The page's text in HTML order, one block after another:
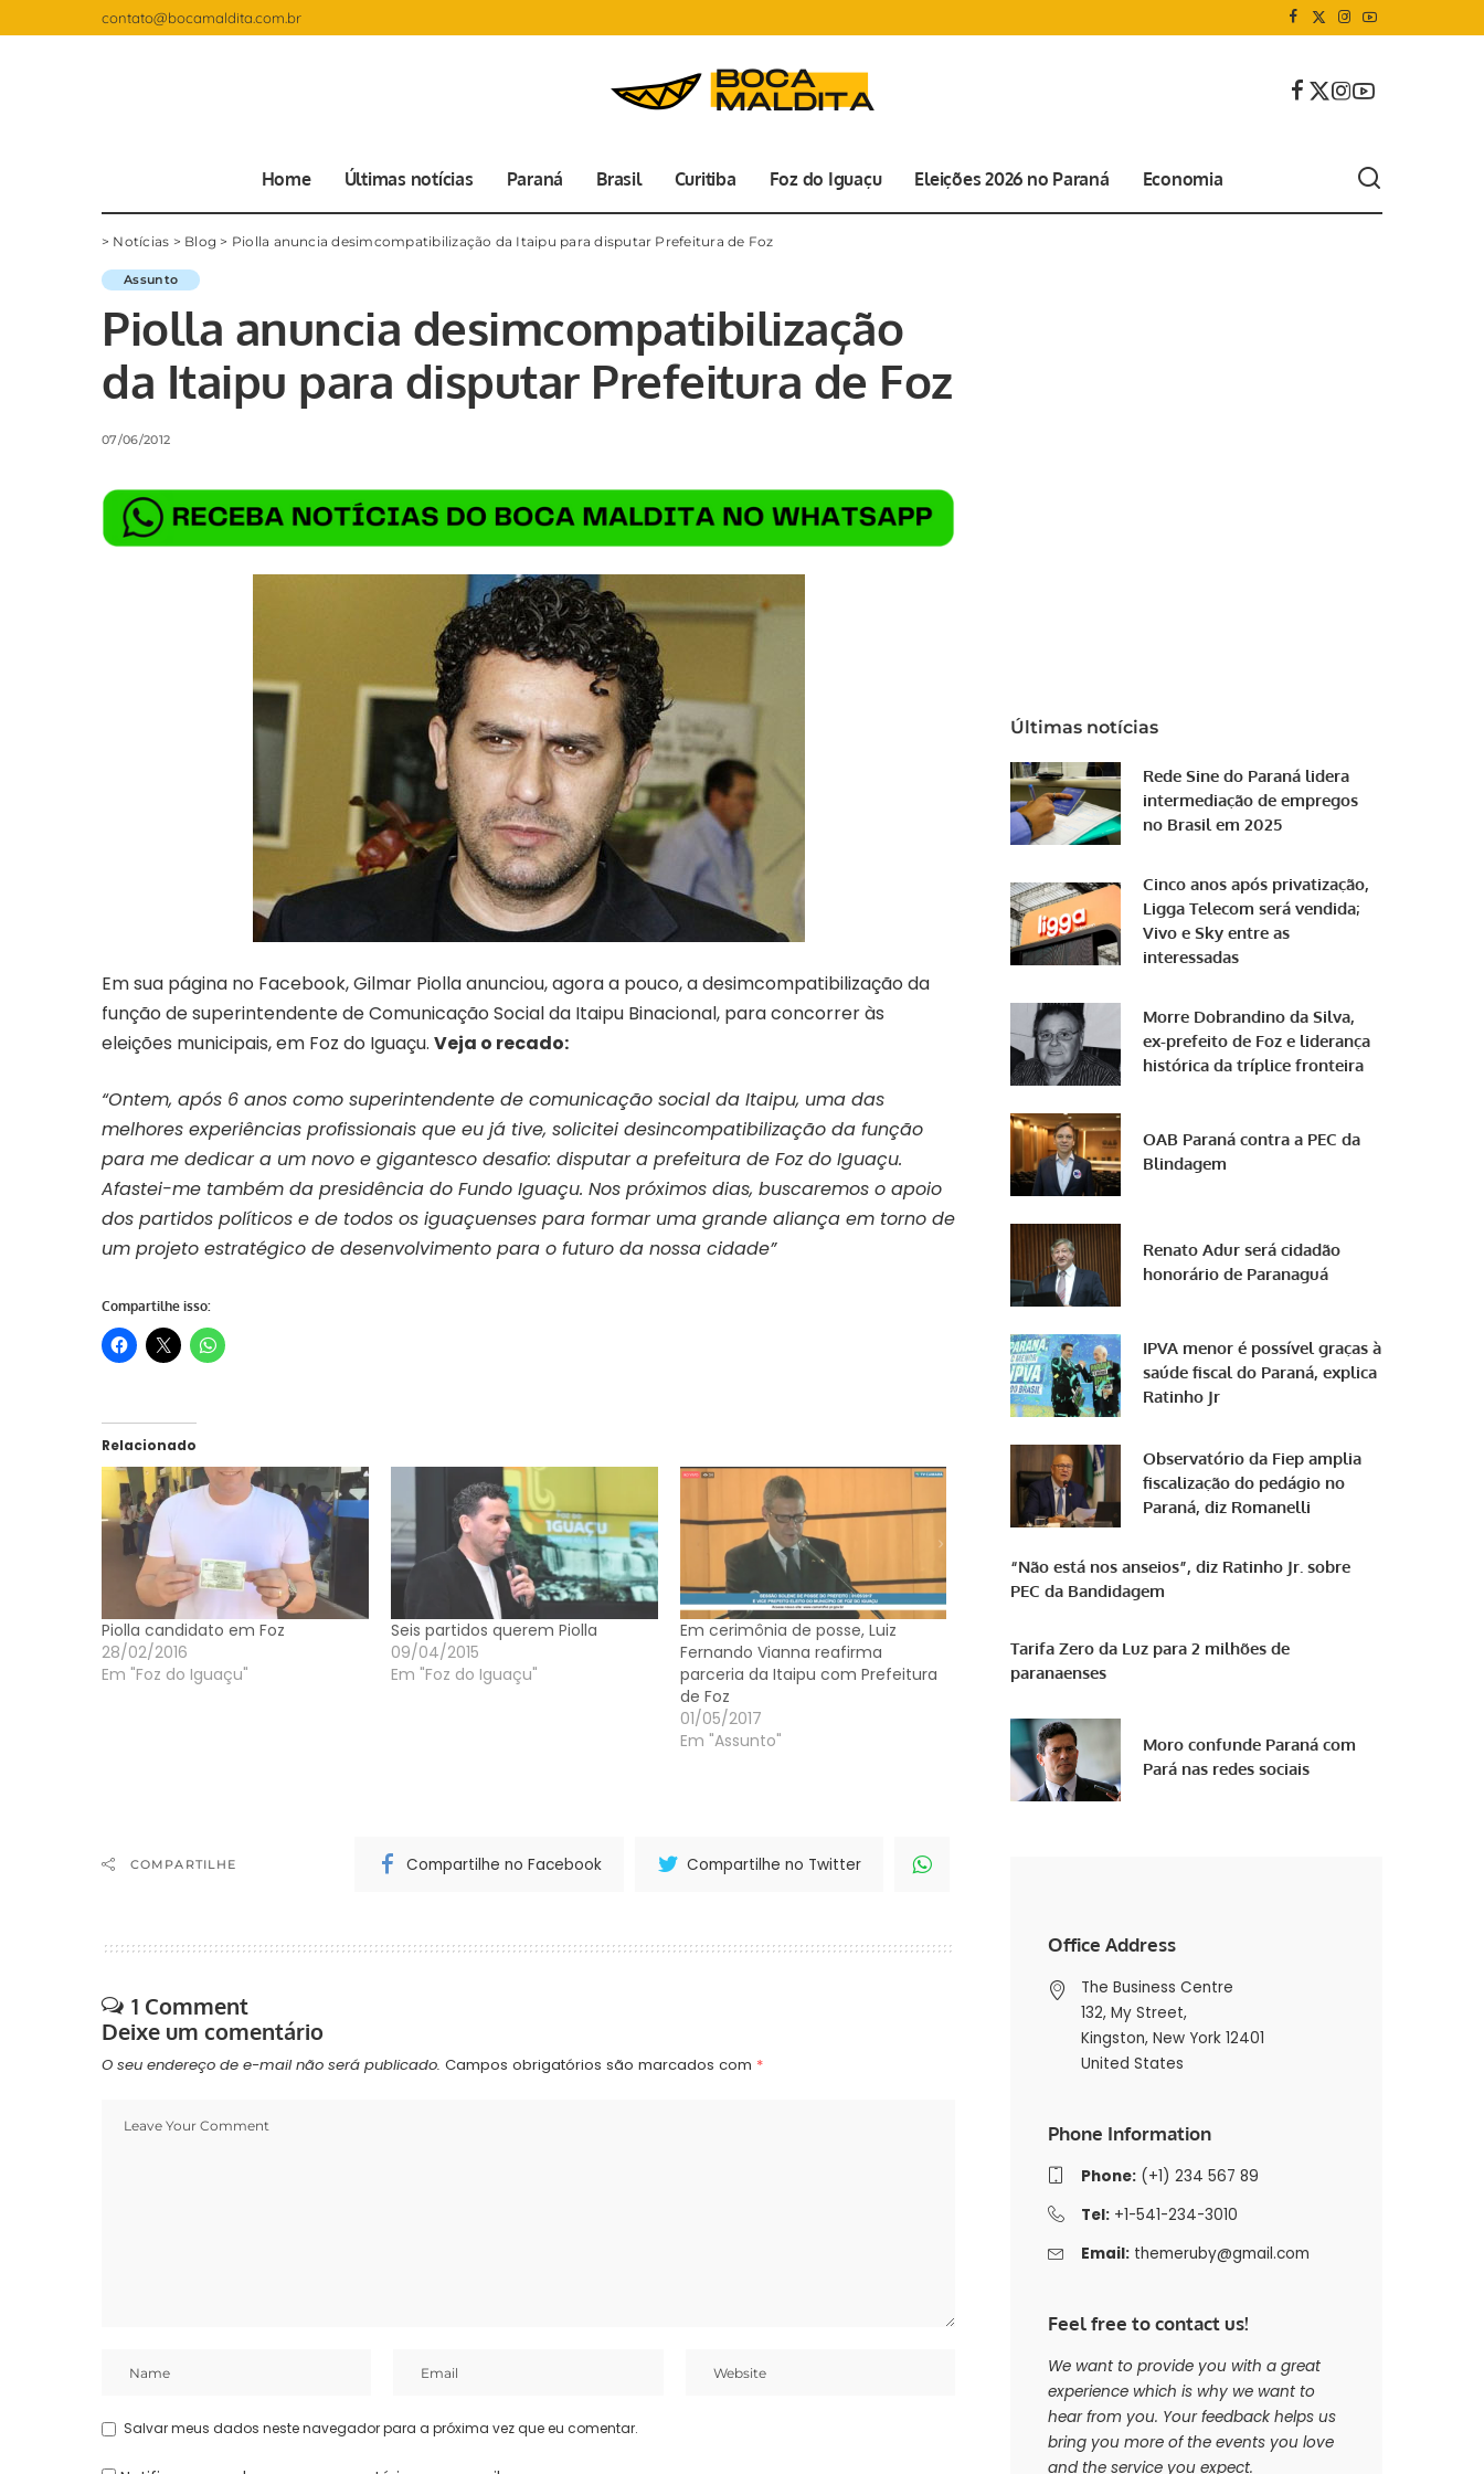
contato@bocamaldita.com.br
Home Últimas notícias Paraná Brasil Curitiba Foz do Iguaçu Eleições 2026 no Paraná Economia
> Notícias > Blog > Piolla anuncia desimcompatibilização da Itaipu para disputar Prefeitura de Foz
Assunto
Piolla anuncia desimcompatibilização
da Itaipu para disputar Prefeitura de Foz
07/06/2012
Em sua página no Facebook, Gilmar Piolla anunciou, agora a pouco, a desimcompatibilização da
função de superintendente de Comunicação Social da Itaipu Binacional, para concorrer às
eleições municipais, em Foz do Iguaçu. Veja o recado:
“Ontem, após 6 anos como superintendente de comunicação social da Itaipu, uma das
melhores experiências profissionais que eu já tive, solicitei desincompatibilização da função
para me dedicar a um novo e gigantesco desafio: disputar a prefeitura de Foz do Iguaçu.
Afastei-me também da presidência do Fundo Iguaçu. Nos próximos dias, buscaremos o apoio
dos partidos políticos e de todos os iguaçuenses para formar uma grande aliança em torno de
um projeto estratégico de desenvolvimento para o futuro da nossa cidade”
Compartilhe isso:
Relacionado
Piolla candidato em Foz
28/02/2016
Em "Foz do Iguaçu"
Seis partidos querem Piolla
09/04/2015
Em "Foz do Iguaçu"
Em cerimônia de posse, Luiz
Fernando Vianna reafirma
parceria da Itaipu com Prefeitura
de Foz
01/05/2017
Em "Assunto"
COMPARTILHE Compartilhe no Facebook Compartilhe no Twitter
1 Comment
Deixe um comentário
O seu endereço de e-mail não será publicado. Campos obrigatórios são marcados com *
Salvar meus dados neste navegador para a próxima vez que eu comentar.
Últimas notícias
Rede Sine do Paraná lidera
intermediação de empregos
no Brasil em 2025
Cinco anos após privatização,
Ligga Telecom será vendida;
Vivo e Sky entre as
interessadas
Morre Dobrandino da Silva,
ex-prefeito de Foz e liderança
histórica da tríplice fronteira
OAB Paraná contra a PEC da
Blindagem
Renato Adur será cidadão
honorário de Paranaguá
IPVA menor é possível graças à
saúde fiscal do Paraná, explica
Ratinho Jr
Observatório da Fiep amplia
fiscalização do pedágio no
Paraná, diz Romanelli
“Não está nos anseios”, diz Ratinho Jr. sobre
PEC da Bandidagem
Tarifa Zero da Luz para 2 milhões de
paranaenses
Moro confunde Paraná com
Pará nas redes sociais
Office Address
The Business Centre
132, My Street,
Kingston, New York 12401
United States
Phone Information
Phone:(+1) 234 567 89
Tel:+1-541-234-3010
Email: themeruby@gmail.com
Feel free to contact us!
We want to provide you with a great
experience which is why we want to
hear from you. Your feedback helps us
bring you more of the events you love
and the service you expect.